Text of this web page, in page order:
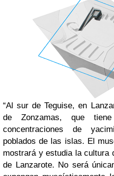
“Al sur de Teguise, en
de Zonzamas, que
concentraciones de
poblados de las islas. El
mostrará y estudia la cultura
de Lanzarote. No será